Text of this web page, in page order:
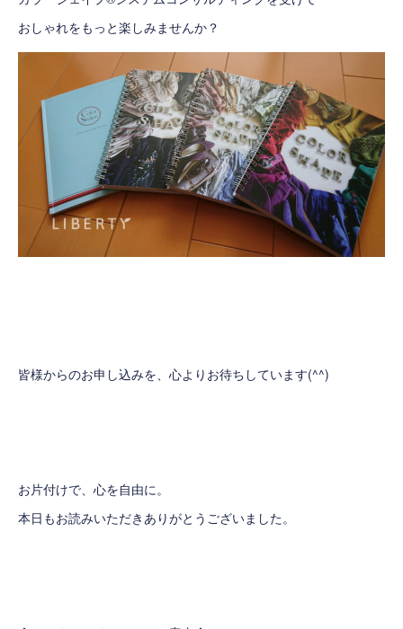
おしゃれをもっと楽しみませんか？
皆様からのお申し込みを、心よりお待ちしています(^^)
お片付けで、心を自由に。
本日もお読みいただきありがとうございました。